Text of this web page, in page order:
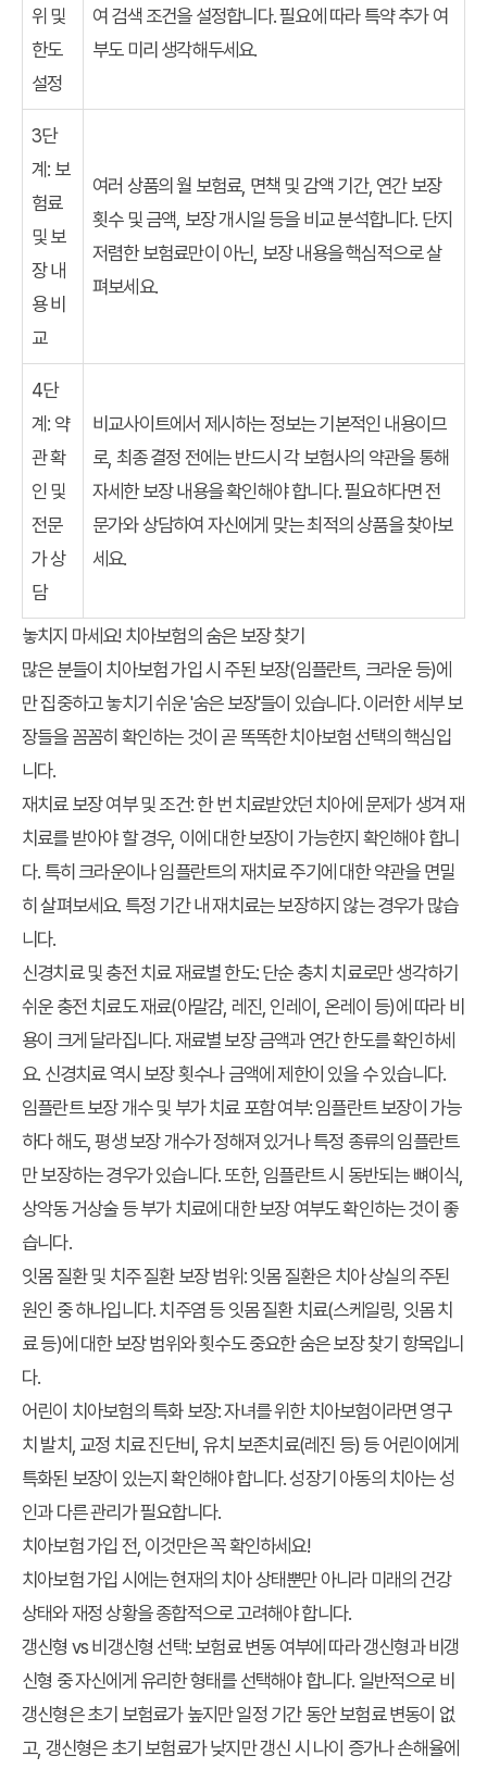
위 및
한도
설정
여 검색 조건을 설정합니다. 필요에 따라 특약 추가 여
부도 미리 생각해두세요.
3단
계: 보
험료
및 보
장 내
용 비
교
여러 상품의 월 보험료, 면책 및 감액 기간, 연간 보장
횟수 및 금액, 보장 개시일 등을 비교 분석합니다. 단지
저렴한 보험료만이 아닌, 보장 내용을 핵심적으로 살
펴보세요.
4단
계: 약
관 확
인 및
전문
가 상
담
비교사이트에서 제시하는 정보는 기본적인 내용이므
로, 최종 결정 전에는 반드시 각 보험사의 약관을 통해
자세한 보장 내용을 확인해야 합니다. 필요하다면 전
문가와 상담하여 자신에게 맞는 최적의 상품을 찾아보
세요.
놓치지 마세요! 치아보험의 숨은 보장 찾기
많은 분들이 치아보험 가입 시 주된 보장(임플란트, 크라운 등)에
만 집중하고 놓치기 쉬운 '숨은 보장'들이 있습니다. 이러한 세부 보
장들을 꼼꼼히 확인하는 것이 곧 똑똑한치아보험 선택의 핵심입
니다.
재치료 보장 여부 및 조건: 한 번 치료받았던 치아에 문제가 생겨 재
치료를 받아야 할 경우, 이에 대한 보장이 가능한지 확인해야 합니
다. 특히 크라운이나 임플란트의 재치료 주기에 대한 약관을 면밀
히 살펴보세요. 특정 기간 내 재치료는 보장하지 않는 경우가 많습
니다.
신경치료 및 충전 치료 재료별 한도: 단순 충치 치료로만 생각하기
쉬운 충전 치료도 재료(아말감, 레진, 인레이, 온레이 등)에 따라 비
용이 크게 달라집니다. 재료별 보장 금액과 연간 한도를 확인하세
요. 신경치료 역시 보장 횟수나 금액에 제한이 있을 수 있습니다.
임플란트 보장 개수 및 부가 치료 포함 여부: 임플란트 보장이 가능
하다 해도, 평생 보장 개수가 정해져 있거나 특정 종류의 임플란트
만 보장하는 경우가 있습니다. 또한, 임플란트 시 동반되는 뼈이식,
상악동 거상술 등 부가 치료에 대한 보장 여부도 확인하는 것이 좋
습니다.
잇몸 질환 및 치주 질환 보장 범위: 잇몸 질환은 치아 상실의 주된
원인 중 하나입니다. 치주염 등 잇몸 질환 치료(스케일링, 잇몸 치
료 등)에 대한 보장 범위와 횟수도 중요한숨은 보장 찾기 항목입니
다.
어린이 치아보험의 특화 보장: 자녀를 위한 치아보험이라면 영구
치 발치, 교정 치료 진단비, 유치 보존치료(레진 등) 등 어린이에게
특화된 보장이 있는지 확인해야 합니다. 성장기 아동의 치아는 성
인과 다른 관리가 필요합니다.
치아보험 가입 전, 이것만은 꼭 확인하세요!
치아보험 가입 시에는 현재의 치아 상태뿐만 아니라 미래의 건강
상태와 재정 상황을 종합적으로 고려해야 합니다.
갱신형 vs 비갱신형 선택: 보험료 변동 여부에 따라 갱신형과 비갱
신형 중 자신에게 유리한 형태를 선택해야 합니다. 일반적으로 비
갱신형은 초기 보험료가 높지만 일정 기간 동안 보험료 변동이 없
고, 갱신형은 초기 보험료가 낮지만 갱신 시 나이 증가나 손해율에